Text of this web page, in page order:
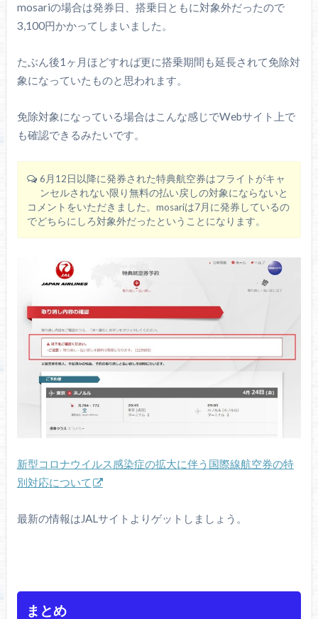
mosariの場合は発券日、搭乗日ともに対象外だったので
3,100円かかってしまいました。
たぶん後1ヶ月ほどすれば更に搭乗期間も延長されて免除対
象になっていたものと思われます。
免除対象になっている場合はこんな感じでWebサイト上で
も確認できるみたいです。
6月12日以降に発券された特典航空券はフライトがキャ
ンセルされない限り無料の払い戻しの対象にならないと
コメントをいただきました。mosariは7月に発券しているの
でどちらにしろ対象外だったということになります。
新型コロナウイルス感染症の拡大に伴う国際線航空券の特
別対応について
最新の情報はJALサイトよりゲットしましょう。
まとめ